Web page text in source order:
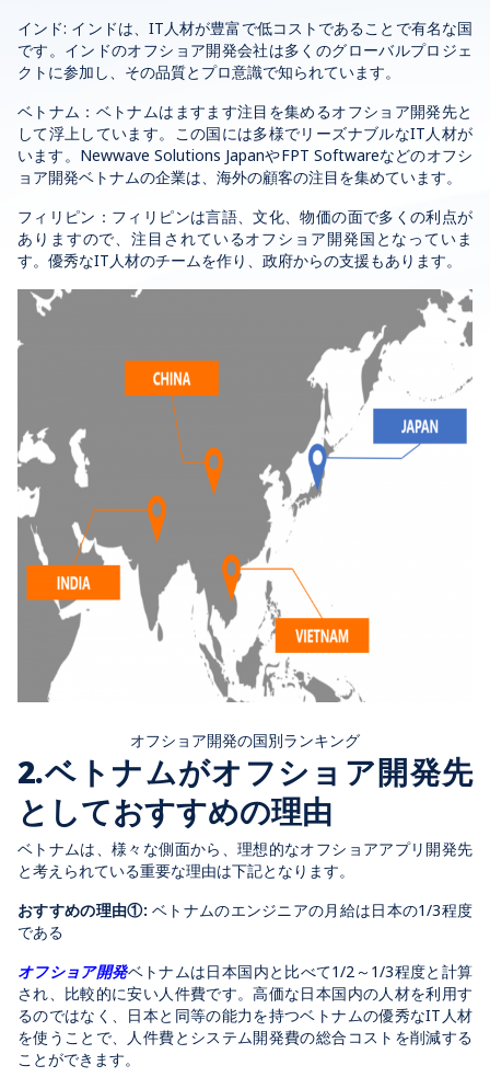
インド: インドは、IT人材が豊富で低コストであることで有名な国
です。インドのオフショア開発会社は多くのグローバルプロジェ
クトに参加し、その品質とプロ意識で知られています。
ベトナム：ベトナムはますます注目を集めるオフショア開発先と
して浮上しています。この国には多様でリーズナブルなIT人材が
います。Newwave Solutions JapanやFPT Softwareなどのオフシ
ョア開発ベトナムの企業は、海外の顧客の注目を集めています。
フィリピン：フィリピンは言語、文化、物価の面で多くの利点が
ありますので、注目されているオフショア開発国となっていま
す。優秀なIT人材のチームを作り、政府からの支援もあります。
オフショア開発の国別ランキング
2.ベトナムがオフショア開発先
としておすすめの理由
ベトナムは、様々な側面から、理想的なオフショアアプリ開発先
と考えられている重要な理由は下記となります。
おすすめの理由①: ベトナムのエンジニアの月給は日本の1/3程度
である
オフショア開発ベトナムは日本国内と比べて1/2～1/3程度と計算
され、比較的に安い人件費です。高価な日本国内の人材を利用す
るのではなく、日本と同等の能力を持つベトナムの優秀なIT人材
を使うことで、人件費とシステム開発費の総合コストを削減する
ことができます。